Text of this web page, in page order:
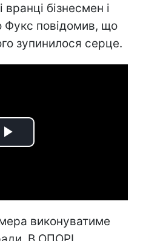
бізнесмен і
Фукс повідомив, що
зупинилося серце.
Play
виконуватиме